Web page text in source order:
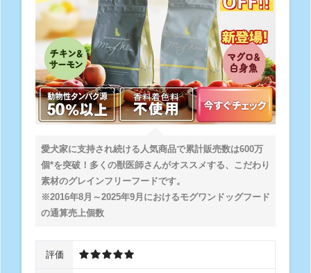
愛犬家に支持され続ける人気商品で累計販売数は600万
個*を突破！多くの獣医師さんがオススメする、こだわり
素材のグレインフリーフードです。
※2016年8月～2025年9月におけるモグワンドッグフード
の通算売上個数
評価